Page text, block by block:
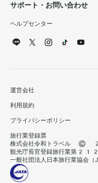
サポート・お問い合わせ
ヘルプセンター
運営会社
利用規約
プライバシーポリシー
旅行業登録票
株式会社令和トラベル
観光庁長官登録旅行業第
一般社団法人日本旅行業協会（